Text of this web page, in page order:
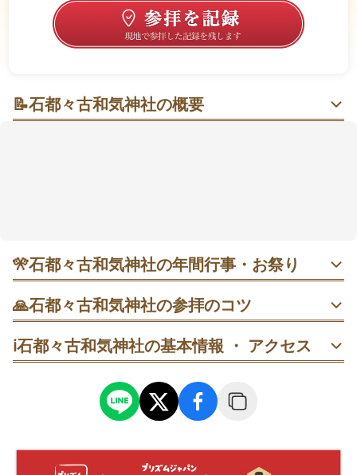
📝石都々古和気神社の概要
添う場所として知られています。駅から歩いて山上へ
向かう時間も、気持ちの切り替えになりそうです。
🎌石都々古和気神社の年間行事・お祭り
・ 1月1〜3日 初詣｜参道約900mで狛犬や巨石を巡るルー
トが紹介される。静かに参拝したいなら早朝や平日が狙い
目。
介される伝統行事。夜の神輿パレードは混雑することも。
🙏石都々古和気神社の参拝のコツ
参道を登り切る前に一度立ち止まり、石段と社殿を見渡し
てから本殿へ。参拝後に同じ場所へ戻って、行きと帰りの
景色の違いも比べてみてください。
麓から登り始めたら、最初に飛翔狛犬を探して一礼。見つ
けたら、そのまま石段を焦らず登って本殿へ向かう流れが
ℹ️石都々古和気神社の基本情報 ・ アクセス